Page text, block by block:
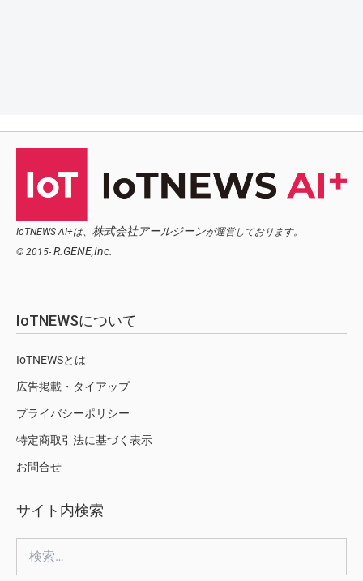
IoTNEWS AI+は、 株式会社アールジーンが運営しております。
© 2015- R.GENE,Inc.
IoTNEWSについて
IoTNEWSとは
広告掲載・タイアップ
プライバシーポリシー
特定商取引法に基づく表示
お問合せ
サイト内検索
索: